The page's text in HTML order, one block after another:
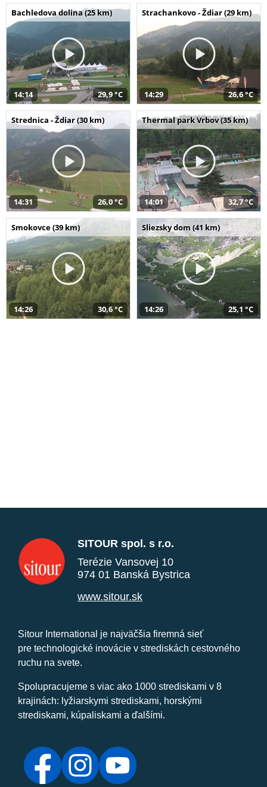
Bachledova dolina (25 km)
14:14 29,9 °C
Strachankovo - Ždiar (29 km)
14:29 26,6 °C
Strednica - Ždiar (30 km)
14:31 26,0 °C
Thermal park Vrbov (35 km)
14:01 32,7 °C
Smokovce (39 km)
14:26 30,6 °C
Sliezsky dom (41 km)
14:26 25,1 °C
SITOUR spol. s r.o.
Terézie Vansovej 10
974 01 Banská Bystrica
www.sitour.sk
Sitour International je najväčšia firemná sieť
pre technologické inovácie v strediskách cestovného
ruchu na svete.
Spolupracujeme s viac ako 1000 strediskami v 8
krajinách: lyžiarskymi strediskami, horskými
strediskami, kúpaliskami a ďalšími.